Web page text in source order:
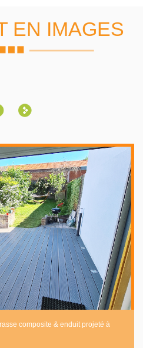
EN IMAGES
composite & enduit projeté à